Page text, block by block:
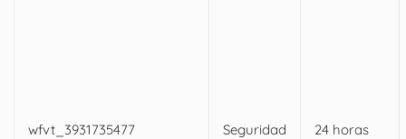
wfvt_3931735477 Seguridad 24 horas